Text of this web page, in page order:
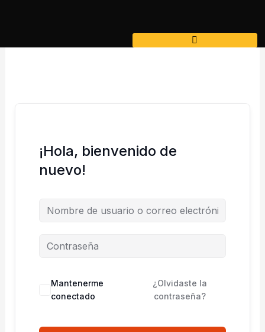
¡Hola, bienvenido de
nuevo!
Mantenerme
conectado
¿Olvidaste la
contraseña?